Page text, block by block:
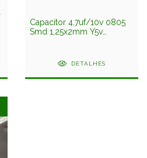
Capacitor 4,7uf/10v 0805
Smd 1,25x2mm Y5v
DETALHES